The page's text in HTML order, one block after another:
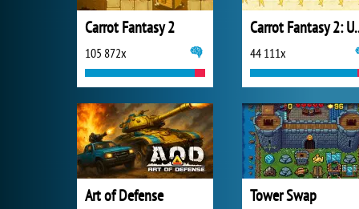
Carrot Fantasy 2
105 872x
Carrot
44 111x
Art of Defense Tower Swap